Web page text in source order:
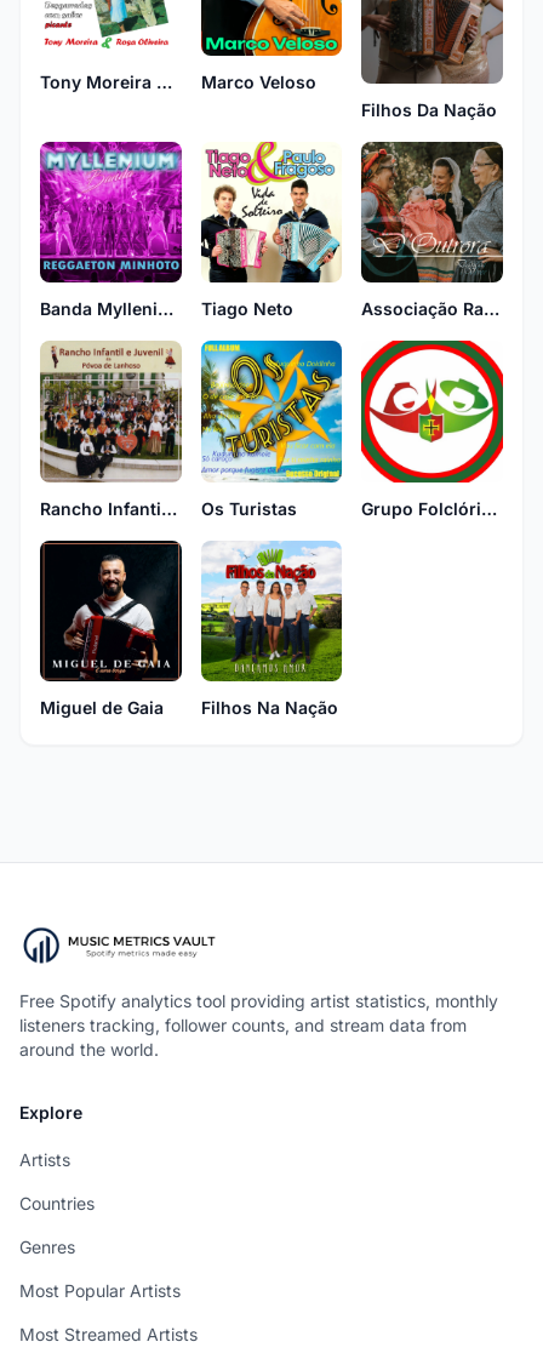
Tony Moreira & Rosa Oliveira
Marco Veloso
Filhos Da Nação
Banda Myllenium Tiago Neto Associação Rancho Folclórico Dançar é Viver
Rancho Infantil Da Povoa De Lanhoso Os Turistas Grupo Folclórico Os Lusíadas - Maringá - PR
Miguel de Gaia Filhos Na Nação
Free Spotify analytics tool providing artist statistics, monthly
listeners tracking, follower counts, and stream data from
around the world.
Explore
Artists
Countries
Genres
Most Popular Artists
Most Streamed Artists